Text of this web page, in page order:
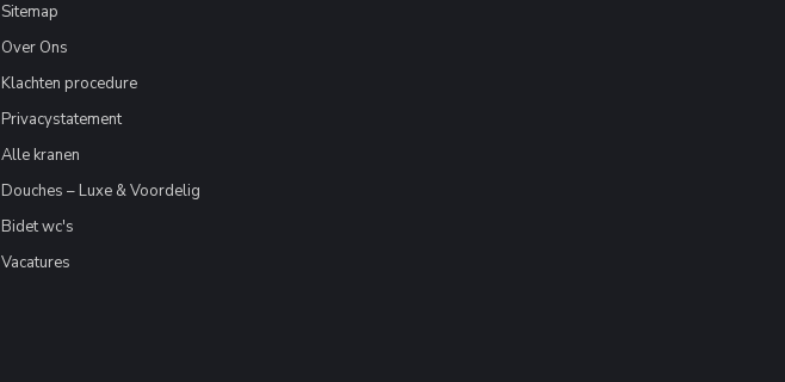
Sitemap
Over Ons
Klachten procedure
Privacystatement
Alle kranen
Douches – Luxe & Voordelig
Bidet wc's
Vacatures